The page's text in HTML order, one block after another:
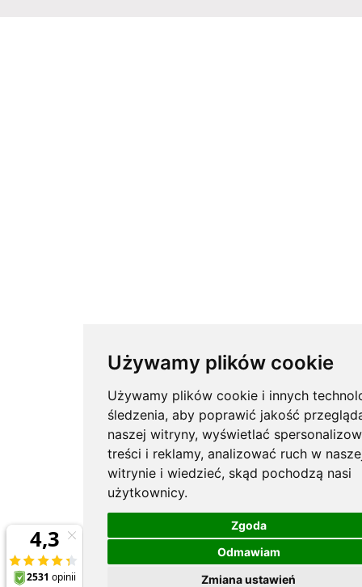
Używamy plików cookie
Używamy plików cookie i innych
śledzenia, aby poprawić jakość
naszej witryny, wyświetlać
treści i reklamy, analizować ruch w
witrynie i wiedzieć, skąd pochodzą nasi
użytkownicy.
Zgoda
Odmawiam
Zmiana ustawień